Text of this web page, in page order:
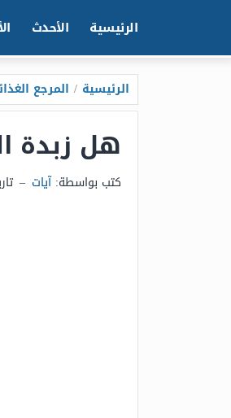
الرئيسية الأحدث
الرئيسية / المرجع
هل زبدة
كتب بواسطة:آيات –